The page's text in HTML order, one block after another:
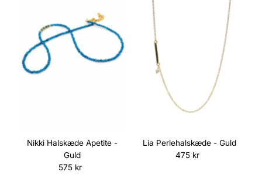
Nikki Halskæde Apetite -
Guld
Normalpris
575 kr
Lia Perlehalskæde - Guld
Normalpris
475 kr